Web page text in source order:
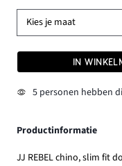
Kies je maat
IN
5 personen hebben
Productinformatie
JJ REBEL chino, slim fit